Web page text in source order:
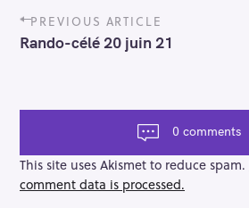
P
o
s
a
g
a
t
PREVIOUS ARTICLE
Rando-célé 20 juin 21
0 comments
This site uses Akismet to reduce spam.
comment data is processed.